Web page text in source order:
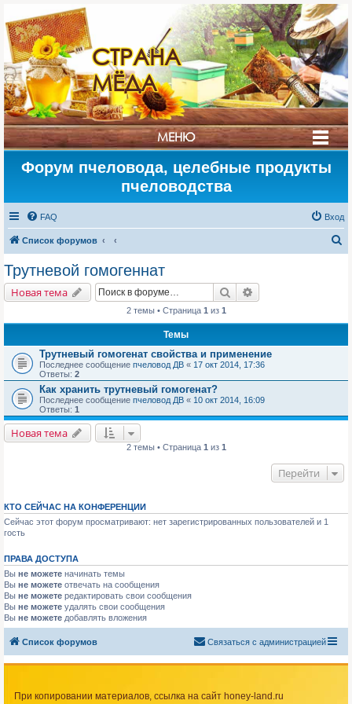
СТРАНА
МЁДА
МЕНЮ
Форум пчеловода, целебные продукты
пчеловодства
FAQ Вход
Список форумов
Трутневой гомогеннат
Новая тема Поиск
2 темы • Страница 1 из 1
Темы
Трутневый гомогенат свойства и применение
Последнее сообщение пчеловод ДВ « 17 окт 2014, 17:36
Ответы: 2
Как хранить трутневый гомогенат?
Последнее сообщение пчеловод ДВ « 10 окт 2014, 16:09
Ответы: 1
Новая тема
2 темы • Страница 1 из 1
Перейти
КТО СЕЙЧАС НА КОНФЕРЕНЦИИ
Сейчас этот форум просматривают: нет зарегистрированных пользователей и 1
гость
ПРАВА ДОСТУПА
Вы не можете начинать темы
Вы не можете отвечать на сообщения
Вы не можете редактировать свои сообщения
Вы не можете удалять свои сообщения
Вы не можете добавлять вложения
Список форумов Связаться с администрацией
При копировании материалов, ссылка на сайт honey-land.ru